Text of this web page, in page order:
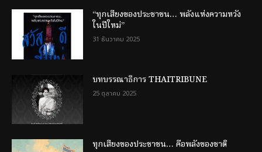
“ทุกเสียงของประชาชน… พลังแห่งความหวัง
ในปีใหม่”
31 ธันวาคม 2025
บทบรรณาธิการ THAITRIBUNE
25 ตุลาคม 2025
ทุกเสียงของประชาชน… คือพลังของชาติ